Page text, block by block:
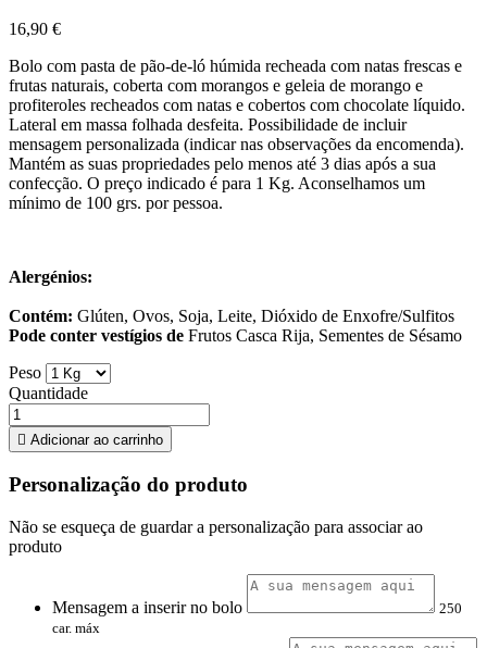
16,90 €
Bolo com pasta de pão-de-ló húmida recheada com natas frescas e
frutas naturais, coberta com morangos e geleia de morango e
profiteroles recheados com natas e cobertos com chocolate líquido.
Lateral em massa folhada desfeita. Possibilidade de incluir
mensagem personalizada (indicar nas observações da encomenda).
Mantém as suas propriedades pelo menos até 3 dias após a sua
confecção. O preço indicado é para 1 Kg. Aconselhamos um
mínimo de 100 grs. por pessoa.
Alergénios:
Contém: Glúten, Ovos, Soja, Leite, Dióxido de Enxofre/Sulfitos
Pode conter vestígios de Frutos Casca Rija, Sementes de Sésamo
Peso
Quantidade
 Adicionar ao carrinho
Personalização do produto
Não se esqueça de guardar a personalização para associar ao
produto
Mensagem a inserir no bolo
250
car. máx